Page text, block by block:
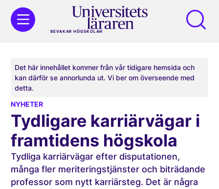
BEVAKAR HÖGSKOLAN
Det här innehållet kommer från vår tidigare hemsida och
kan därför se annorlunda ut. Vi ber om överseende med
detta.
NYHETER
Tydligare karriärvägar i
framtidens högskola
Tydliga karriärvägar efter disputationen,
många fler meriteringstjänster och biträdande
professor som nytt karriärsteg. Det är några